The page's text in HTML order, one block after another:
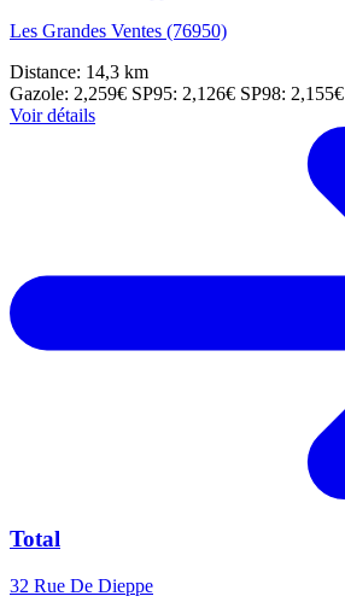
Les Grandes Ventes (76950)
Distance: 14,3 km
Gazole: 2,259€ SP95: 2,126€ SP98: 2,155€
Voir détails
Total
32 Rue De Dieppe